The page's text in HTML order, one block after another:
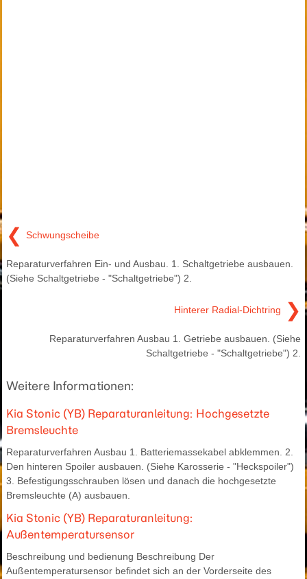
❮ Schwungscheibe
Reparaturverfahren Ein- und Ausbau. 1. Schaltgetriebe ausbauen.
(Siehe Schaltgetriebe - "Schaltgetriebe") 2.
Hinterer Radial-Dichtring ❯
Reparaturverfahren Ausbau 1. Getriebe ausbauen. (Siehe
Schaltgetriebe - "Schaltgetriebe") 2.
Weitere Informationen:
Kia Stonic (YB) Reparaturanleitung: Hochgesetzte
Bremsleuchte
Reparaturverfahren Ausbau 1. Batteriemassekabel abklemmen. 2.
Den hinteren Spoiler ausbauen. (Siehe Karosserie - "Heckspoiler")
3. Befestigungsschrauben lösen und danach die hochgesetzte
Bremsleuchte (A) ausbauen.
Kia Stonic (YB) Reparaturanleitung:
Außentemperatursensor
Beschreibung und bedienung Beschreibung Der
Außentemperatursensor befindet sich an der Vorderseite des